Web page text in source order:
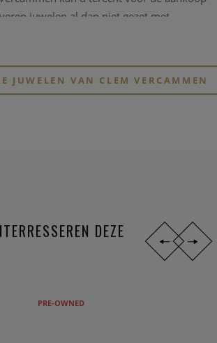
juwelen al dan niet gezet met
of in combinaties met parels.
in hartje Heist-op-den-Berg.
JUWELEN VAN CLEM VERCAMMEN
DEZE
PRE-OWNED